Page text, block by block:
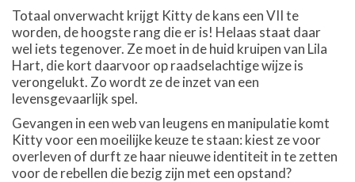
Totaal onverwacht krijgt Kitty de kans een VII te
worden, de hoogste rang die er is! Helaas staat daar
wel iets tegenover. Ze moet in de huid kruipen van Lila
Hart, die kort daarvoor op raadselachtige wijze is
verongelukt. Zo wordt ze de inzet van een
levensgevaarlijk spel.
Gevangen in een web van leugens en manipulatie komt
Kitty voor een moeilijke keuze te staan: kiest ze voor
overleven of durft ze haar nieuwe identiteit in te zetten
voor de rebellen die bezig zijn met een opstand?